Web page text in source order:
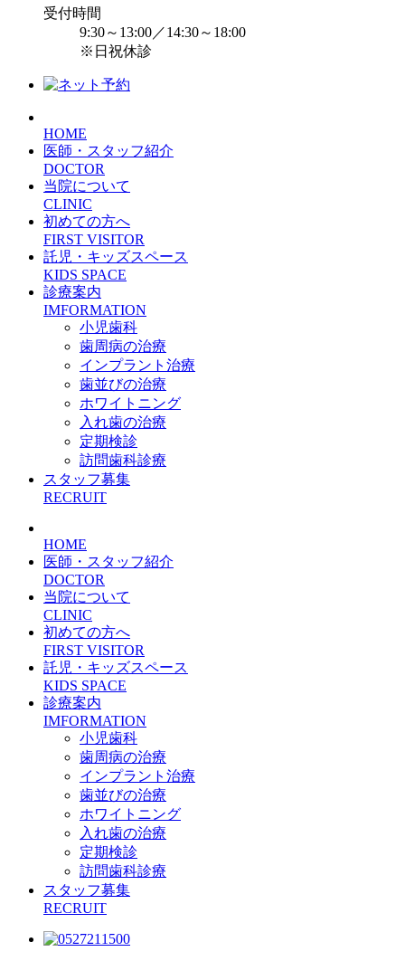
受付時間
9:30～13:00／14:30～18:00
※日祝休診
HOME
医師・スタッフ紹介
DOCTOR
当院について
CLINIC
初めての方へ
FIRST VISITOR
託児・キッズスペース
KIDS SPACE
診療案内
IMFORMATION
小児歯科
歯周病の治療
インプラント治療
歯並びの治療
ホワイトニング
入れ歯の治療
定期検診
訪問歯科診療
スタッフ募集
RECRUIT
HOME
医師・スタッフ紹介
DOCTOR
当院について
CLINIC
初めての方へ
FIRST VISITOR
託児・キッズスペース
KIDS SPACE
診療案内
IMFORMATION
小児歯科
歯周病の治療
インプラント治療
歯並びの治療
ホワイトニング
入れ歯の治療
定期検診
訪問歯科診療
スタッフ募集
RECRUIT